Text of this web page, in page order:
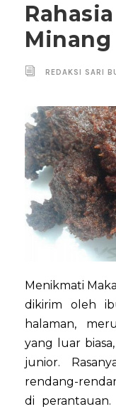
Minang
REDAKSI SARI
Menikmati
dikirim oleh
halaman,
yang luar
junior.
rendang-
di